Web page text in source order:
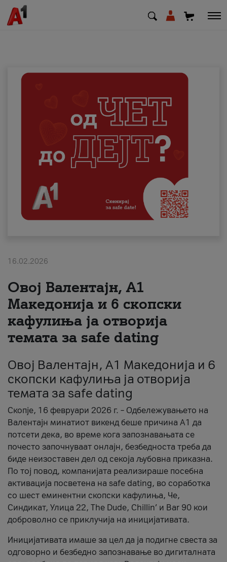
Деловни
Поддршка
Надополни кредит
Плати сметка
#ПодобарОнлајн
16.02.2026
Овој Валентајн, A1
Македонија и 6 скопски
кафулиња ја отворија
темата за safe dating
Овој Валентајн, A1 Македонија и 6
скопски кафулиња ја отворија
темата за safe dating
Скопје, 16 февруари 2026 г. – Одбележувањето на
Валентајн минатиот викенд беше причина А1 да
потсети дека, во време кога запознавањата се
почесто започнуваат онлајн, безбедноста треба да
биде неизоставен дел од секоја љубовна приказна.
По тој повод, компанијата реализираше посебна
активација посветена на safe dating, во соработка
со шест еминентни скопски кафулиња, Че,
Синдикат, Улица 22, The Dude, Chillin’ и Bar 90 кои
доброволно се приклучија на иницијативата.
Иницијативата имаше за цел да ја подигне свеста за
одговорно и безбедно запознавање во дигиталната